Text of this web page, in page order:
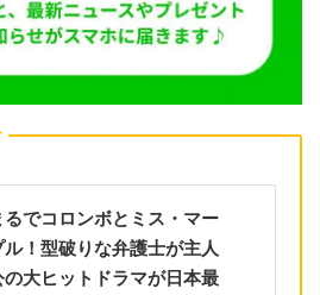
るでコロンボとミス・マー
ル！型破りな弁護士が主人
の大ヒットドラマが日本最